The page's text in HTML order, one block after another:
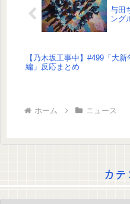
与田
ング
【乃木坂工事中】#499「大新
編」反応まとめ
ホーム ニュース
カ